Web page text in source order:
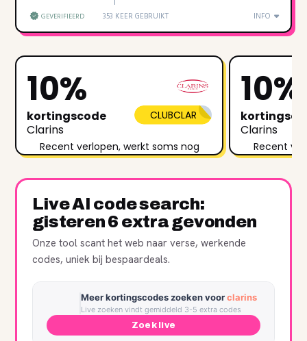
GEVERIFIEERD 353 KEER GEBRUIKT INFO
10%
kortingscode
Clarins
CLUBCLAR
Recent verlopen, werkt soms nog
10%
Clarins
Recent
Live AI code search:
gisteren 6 extra gevonden
Onze tool scant het web naar verse, werkende
codes, uniek bij bespaardeals.
Meer kortingscodes zoeken voorclarins
Live zoeken vindt gemiddeld 3-5 extra codes
Zoek live